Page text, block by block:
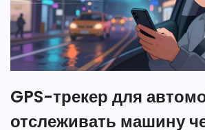
GPS-трекер для
отслеживать машину